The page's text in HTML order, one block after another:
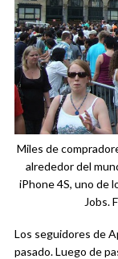
Miles de
alrededor del
iPhone 4S, uno de
Jobs.
Los seguidores de
pasado. Luego de